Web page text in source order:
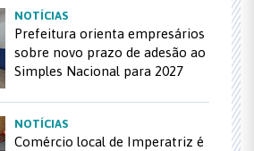
NOTÍCIAS
Prefeitura orienta empresários
sobre novo prazo de adesão ao
Simples Nacional para 2027
NOTÍCIAS
Comércio local de Imperatriz é